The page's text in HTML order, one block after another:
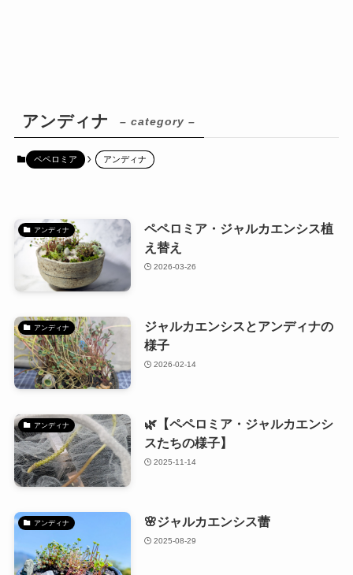
アンディナ – category –
ペペロミア アンディナ
アンディナ
ペペロミア・ジャルカエンシス植
え替え
2026-03-26
アンディナ
ジャルカエンシスとアンディナの
様子
2026-02-14
アンディナ
🌿【ペペロミア・ジャルカエンシ
スたちの様子】
2025-11-14
アンディナ 🌸ジャルカエンシス蕾
2025-08-29